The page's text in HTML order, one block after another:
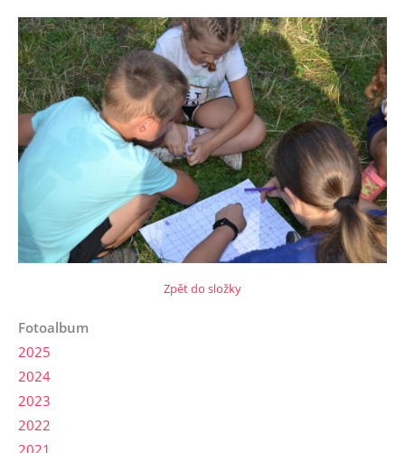
Zpět do složky
Fotoalbum
2025
2024
2023
2022
2021